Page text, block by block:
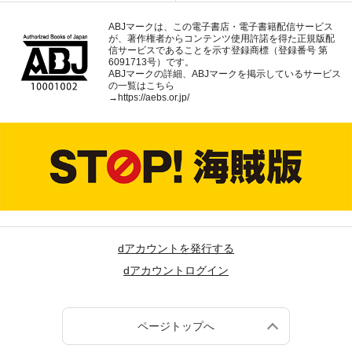
ABJマークは、この電子書店・電子書籍配信サービス
が、著作権者からコンテンツ使用許諾を得た正規版配
信サービスであることを示す登録商標（登録番号 第
6091713号）です。
ABJマークの詳細、ABJマークを掲示しているサービス
の一覧はこちら
→ https://aebs.or.jp/
dアカウントを発行する
dアカウントログイン
ページトップへ